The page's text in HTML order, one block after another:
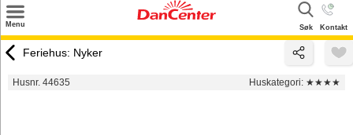
Menu Kontakt
Søk
Tilbud
Feriehus: Nyker
Husnr. 44635 Huskategori: ★★★★